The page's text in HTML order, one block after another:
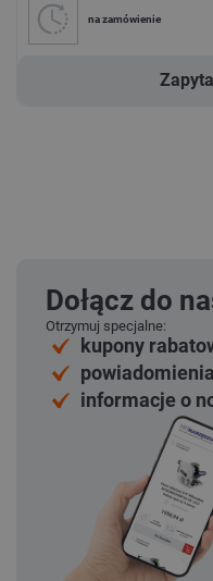
na zamówienie
Dołącz do
Otrzymuj specjalne:
kupony
informacje o